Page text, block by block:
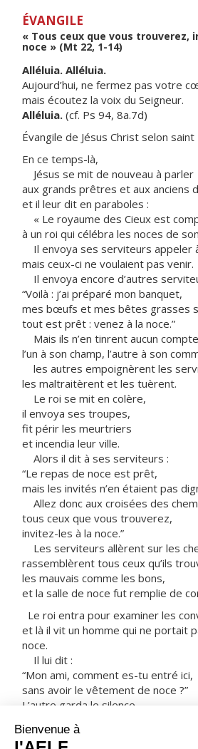
ÉVANGILE
« Tous ceux que vous trouverez,
noce » (Mt 22, 1-14)
Alléluia. Alléluia.
Aujourd’hui, ne fermez pas votre
mais écoutez la voix du Seigneur.
Alléluia. (cf. Ps 94, 8a.7d)
Évangile de Jésus Christ selon
En ce temps-là,
Jésus se mit de nouveau à parler
aux grands prêtres et aux anciens
et il leur dit en paraboles :
« Le royaume des Cieux est
à un roi qui célébra les noces de
Il envoya ses serviteurs appeler
mais ceux-ci ne voulaient pas venir.
Il envoya encore d’autres
“Voilà : j’ai préparé mon banquet,
mes bœufs et mes bêtes grasses
tout est prêt : venez à la noce.”
Mais ils n’en tinrent aucun
l’un à son champ, l’autre à son
les autres empoignèrent les
les maltraitèrent et les tuèrent.
Le roi se mit en colère,
il envoya ses troupes,
fit périr les meurtriers
et incendia leur ville.
Alors il dit à ses serviteurs :
“Le repas de noce est prêt,
mais les invités n’en étaient pas
Allez donc aux croisées des
tous ceux que vous trouverez,
invitez-les à la noce.”
Les serviteurs allèrent sur les
rassemblèrent tous ceux qu’ils
les mauvais comme les bons,
et la salle de noce fut remplie de
Le roi entra pour examiner les
et là il vit un homme qui ne portait
noce.
Il lui dit :
“Mon ami, comment es-tu entré ici,
sans avoir le vêtement de noce ?”
L’autre garda le silence.
“Jetez-le, pieds et poings liés,